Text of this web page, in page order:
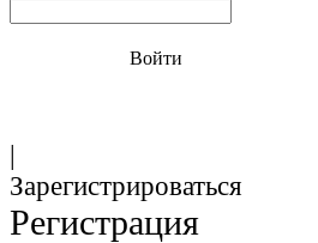
Войти
|
Зарегистрироваться
Регистрация